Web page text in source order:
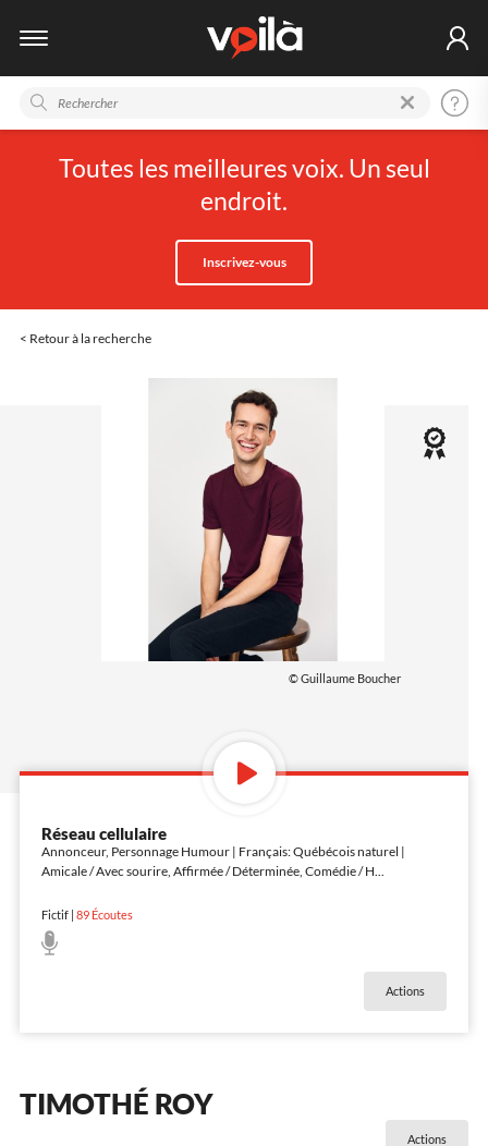
Toutes les meilleures voix. Un seul
endroit.
Inscrivez-vous
< Retour à la recherche
© Guillaume Boucher
Réseau cellulaire
Annonceur, Personnage Humour | Français: Québécois naturel |
Amicale / Avec sourire, Affirmée / Déterminée, Comédie / H
Fictif| 89Écoutes
Actions
TIMOTHÉ ROY
Actions